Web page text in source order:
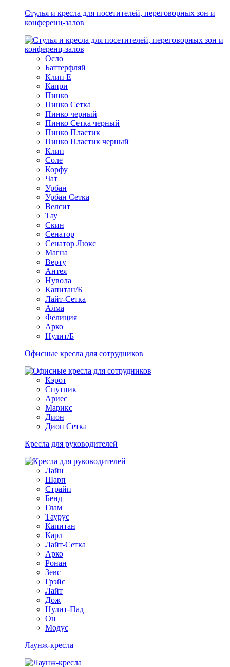
Стулья и кресла для посетителей, переговорных зон и
конференц-залов
Осло
Баттерфляй
Клип Е
Капри
Пинко
Пинко Сетка
Пинко черный
Пинко Сетка черный
Пинко Пластик
Пинко Пластик черный
Клип
Соле
Корфу
Чат
Урбан
Урбан Сетка
Велсит
Тау
Скин
Сенатор
Сенатор Люкс
Магна
Верту
Антея
Нувола
Капитан/Б
Лайт-Сетка
Алма
Фелиция
Арко
Нулит/Б
Офисные кресла для сотрудников
Кэрот
Спутник
Ариес
Марикс
Дион
Дион Сетка
Кресла для руководителей
Лайн
Шарп
Страйп
Бенд
Глам
Таурус
Капитан
Карл
Лайт-Сетка
Арко
Ронан
Зевс
Грэйс
Лайт
Дож
Нулит-Пад
Он
Модус
Лаунж-кресла